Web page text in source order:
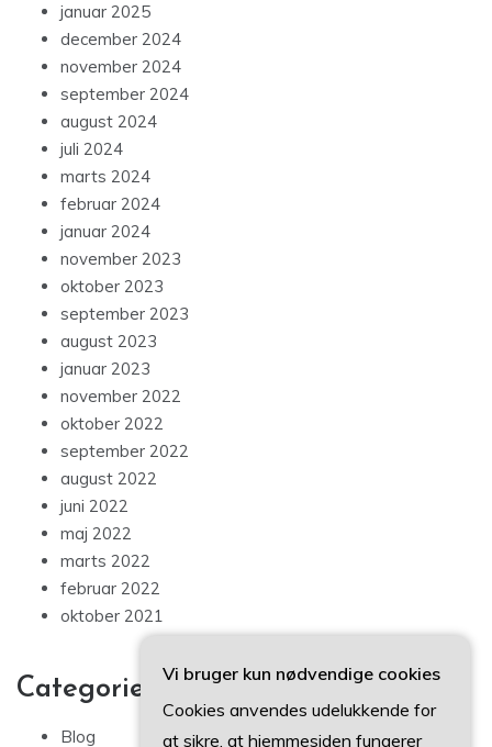
januar 2025
december 2024
november 2024
september 2024
august 2024
juli 2024
marts 2024
februar 2024
januar 2024
november 2023
oktober 2023
september 2023
august 2023
januar 2023
november 2022
oktober 2022
september 2022
august 2022
juni 2022
maj 2022
marts 2022
februar 2022
oktober 2021
Categories
Blog
Vi bruger kun nødvendige cookies
Cookies anvendes udelukkende for
at sikre, at hjemmesiden fungerer